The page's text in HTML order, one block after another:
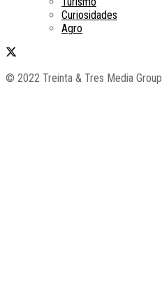
Curiosidades
Agro
© 2022 Treinta & Tres Media Group